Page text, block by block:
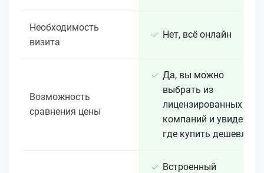
Необходимость
визита
Нет, всё онлайн
Возможность
сравнения цены
Да, вы можно
выбрать из
лицензированных 15+
компаний и увидеть,
где купить дешевле
Встроенный